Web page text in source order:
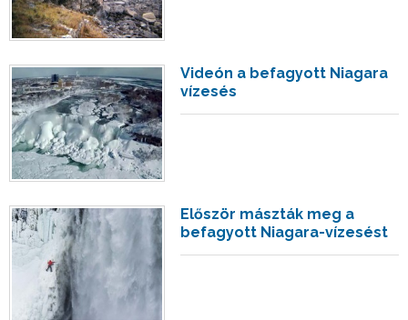
Videón a befagyott Niagara
vízesés
Először mászták meg a
befagyott Niagara-vízesést